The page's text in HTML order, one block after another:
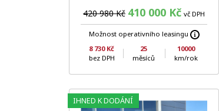
420 980 Kč 410 000 Kč vč DPH
Možnost operativního leasingu
8 730 Kč
bez DPH
25
měsíců
10000
km/rok
IHNED K DODÁNÍ